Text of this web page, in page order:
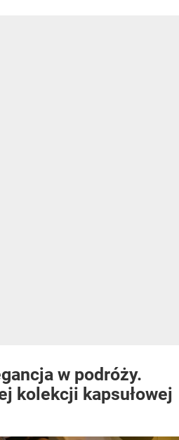
w podróży.
kolekcji kapsułowej